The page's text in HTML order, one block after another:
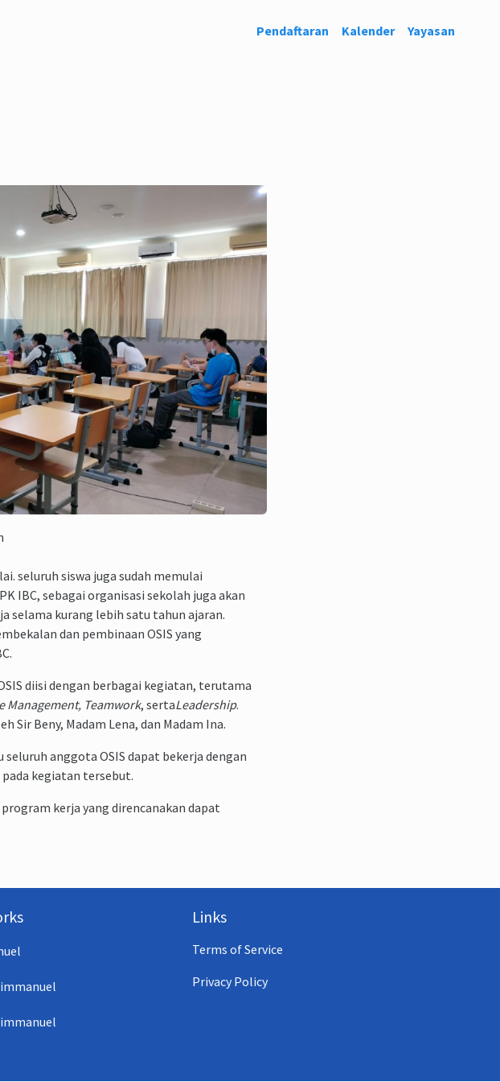
Pendaftaran Kalender Yayasan
seluruh siswa juga sudah memulai
IBC, sebagai organisasi sekolah juga akan
selama kurang lebih satu tahun ajaran.
dan pembinaan OSIS yang
diisi dengan berbagai kegiatan, terutama
Management, Teamwork, sertaLeadership.
Sir Beny, Madam Lena, dan Madam Ina.
anggota OSIS dapat bekerja dengan
kegiatan tersebut.
program kerja yang direncanakan dapat
Links
Terms of Service
Privacy Policy